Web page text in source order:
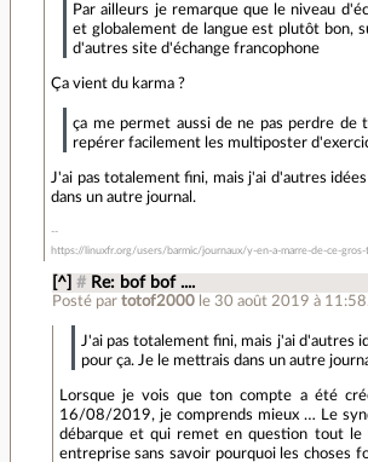
Par ailleurs je remarque que le niveau
et globalement de langue est plutôt bon,
d'autres site d'échange francophone
Ça vient du karma ?
ça me permet aussi de ne pas perdre de
repérer facilement les multiposter
J'ai pas totalement fini, mais j'ai d'autres
dans un autre journal.
https://linuxfr.org/users/barmic/journaux/y-en-a-marre-de-ce-gros-
[^] # Re: bof bof ....
Posté par totof2000 le 30 août 2019 à 11:58
J'ai pas totalement fini, mais j'ai d'autres
pour ça. Je le mettrais dans un autre
Lorsque je vois que ton compte a été
16/08/2019, je comprends mieux … Le
débarque et qui remet en question tout le
entreprise sans savoir pourquoi les choses